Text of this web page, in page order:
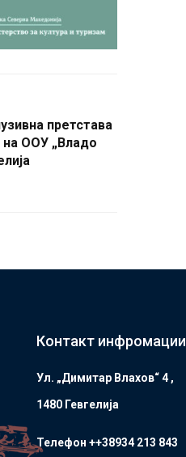
претстава
на ООУ „Владо
Контакт инфромации
Ул. „Димитар Влахов“ 4 ,
1480 Гевгелијa
Телефон ++38934 213 843